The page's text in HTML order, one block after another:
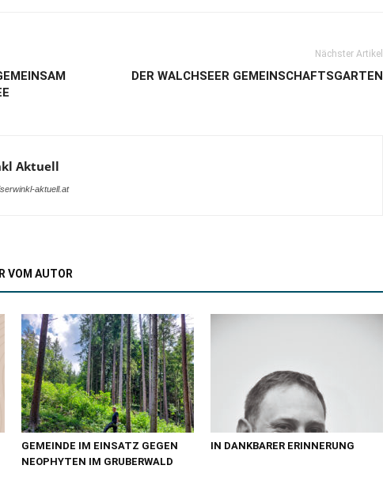
Nächster Artikel
DER WALCHSEER GEMEINSCHAFTSGARTEN
Aktuell
aktuell.at
VOM AUTOR
GEMEINDE IM EINSATZ GEGEN
NEOPHYTEN IM GRUBERWALD
IN DANKBARER ERINNERUNG